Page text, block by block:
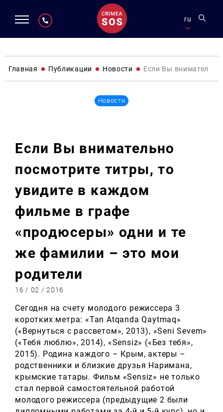
ru
Главная Публикации Новости Если Вы
Новости
Если Вы внимательно
посмотрите титры, то
увидите в каждом
фильме в графе
«продюсеры» одни и те
же фамилии – это мои
родители
16 / 02 / 2016
Сегодня на счету молодого режиссера 3
коротких метра: «Tan Atqanda Qaytmaq»
(«Вернуться с рассветом», 2013), «Seni Sevem»
(«Тебя люблю», 2014), «Sensiz» («Без тебя»,
2015). Родина каждого – Крым, актеры –
родственники и близкие друзья Наримана,
крымские татары. Фильм «Sensiz» не только
стал первой самостоятельной работой
молодого режиссера (предыдущие 2 были